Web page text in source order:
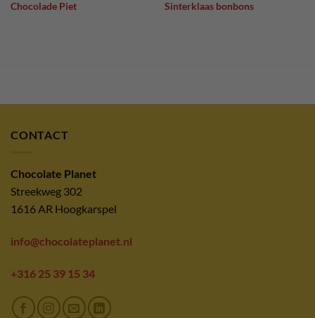
Chocolade Piet Sinterklaas bonbons
CONTACT
Chocolate Planet
Streekweg 302
1616 AR Hoogkarspel
info@chocolateplanet.nl
+316 25 39 15 34